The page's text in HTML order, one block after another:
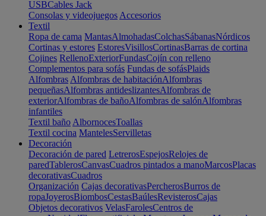
USBCables Jack
Consolas y videojuegos Accesorios
Textil
Ropa de cama MantasAlmohadasColchasSábanasNórdicos
Cortinas y estores EstoresVisillosCortinasBarras de cortina
Cojines RellenoExteriorFundasCojín con relleno
Complementos para sofás Fundas de sofásPlaids
Alfombras Alfombras de habitaciónAlfombras
pequeñasAlfombras antideslizantesAlfombras de
exteriorAlfombras de bañoAlfombras de salónAlfombras
infantiles
Textil baño AlbornocesToallas
Textil cocina MantelesServilletas
Decoración
Decoración de pared LetrerosEspejosRelojes de
paredTablerosCanvasCuadros pintados a manoMarcosPlacas
decorativasCuadros
Organización Cajas decorativasPercherosBurros de
ropaJoyerosBiombosCestasBaúlesRevisterosCajas
Objetos decorativos VelasFarolesCentros de